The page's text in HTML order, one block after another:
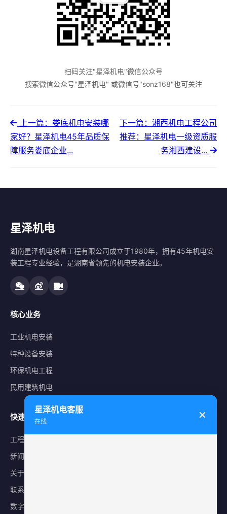
扫码关注"星泽机电"微信公众号
搜索微信公众号"星泽机电" 或微信号"sonz168"也可关注
上一篇：娄底机电安装哪
家好？星泽机电45年品质保
障服务娄底企业...
下一篇：湘西机电工程公司
推荐：星泽机电一级资质服
务湘西建设...
星泽机电
湖南星泽机电设备工程有限公司成立于1980年，拥有45年机电安
装工程专业经验，是湖南省领先的机电安装企业。
核心业务
工业机电安装
特种设备安装
环保机电工程
民用建筑机电
快速导航
工程案例
新闻中心
关于星泽
联系我们
数字化平台
星泽机电客服
在线
✕